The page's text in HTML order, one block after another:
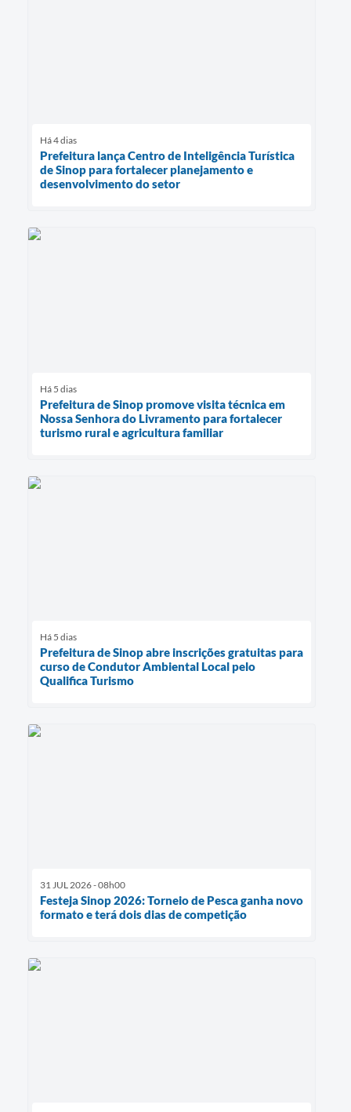
Há 4 dias
Prefeitura lança Centro de Inteligência Turística
de Sinop para fortalecer planejamento e
desenvolvimento do setor
Há 5 dias
Prefeitura de Sinop promove visita técnica em
Nossa Senhora do Livramento para fortalecer
turismo rural e agricultura familiar
Há 5 dias
Prefeitura de Sinop abre inscrições gratuitas para
curso de Condutor Ambiental Local pelo
Qualifica Turismo
31 JUL 2026 - 08h00
Festeja Sinop 2026: Torneio de Pesca ganha novo
formato e terá dois dias de competição